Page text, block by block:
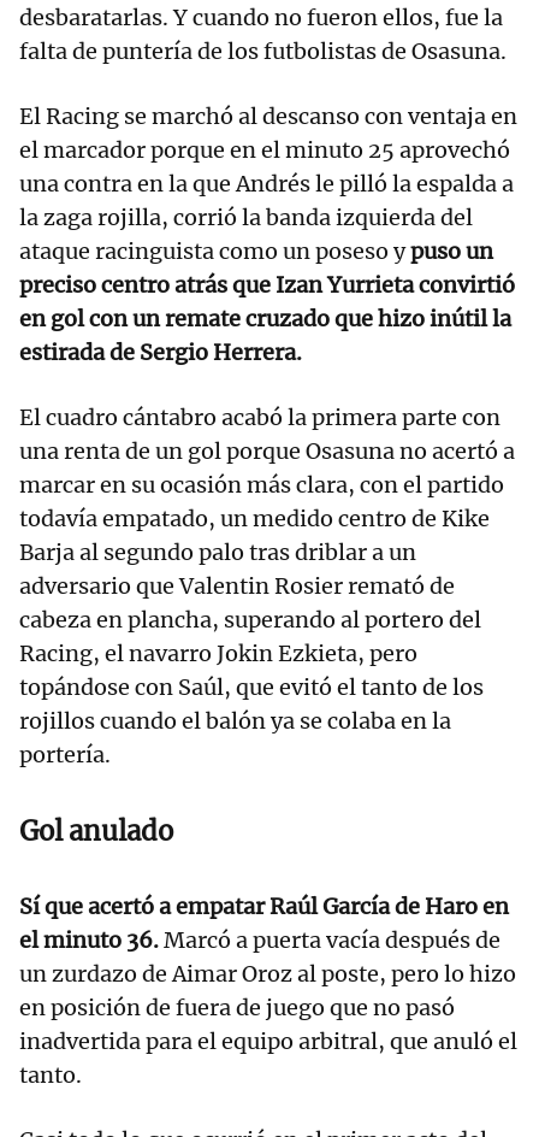
desbaratarlas. Y cuando no fueron ellos, fue la
falta de puntería de los futbolistas de Osasuna.
El Racing se marchó al descanso con ventaja en
el marcador porque en el minuto 25 aprovechó
una contra en la que Andrés le pilló la espalda a
la zaga rojilla, corrió la banda izquierda del
ataque racinguista como un poseso ypuso un
preciso centro atrás que Izan Yurrieta convirtió
en gol con un remate cruzado que hizo inútil la
estirada de Sergio Herrera.
El cuadro cántabro acabó la primera parte con
una renta de un gol porque Osasuna no acertó a
marcar en su ocasión más clara, con el partido
todavía empatado, un medido centro de Kike
Barja al segundo palo tras driblar a un
adversario que Valentin Rosier remató de
cabeza en plancha, superando al portero del
Racing, el navarro Jokin Ezkieta, pero
topándose con Saúl, que evitó el tanto de los
rojillos cuando el balón ya se colaba en la
portería.
Gol anulado
Sí que acertó a empatar Raúl García de Haro en
el minuto 36.Marcó a puerta vacía después de
un zurdazo de Aimar Oroz al poste, pero lo hizo
en posición de fuera de juego que no pasó
inadvertida para el equipo arbitral, que anuló el
tanto.